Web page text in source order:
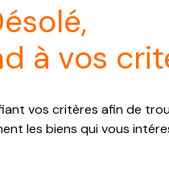
désolé,
à vos
vos critères afin de
les biens qui vous